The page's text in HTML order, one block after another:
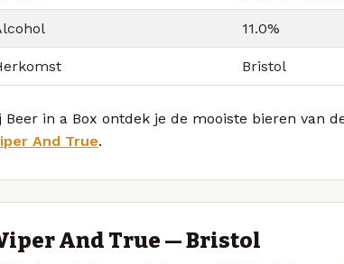
11.0%
Bristol
Beer in a Box ontdek je de mooiste bieren van
And True.
And True — Bristol